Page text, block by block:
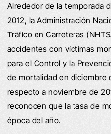
Alrededor de la temporada
2012, la Administración
Tráfico en Carreteras
accidentes con víctimas
para el Control y la
de mortalidad en diciembre
respecto a noviembre de
reconocen que la tasa de
época del año.